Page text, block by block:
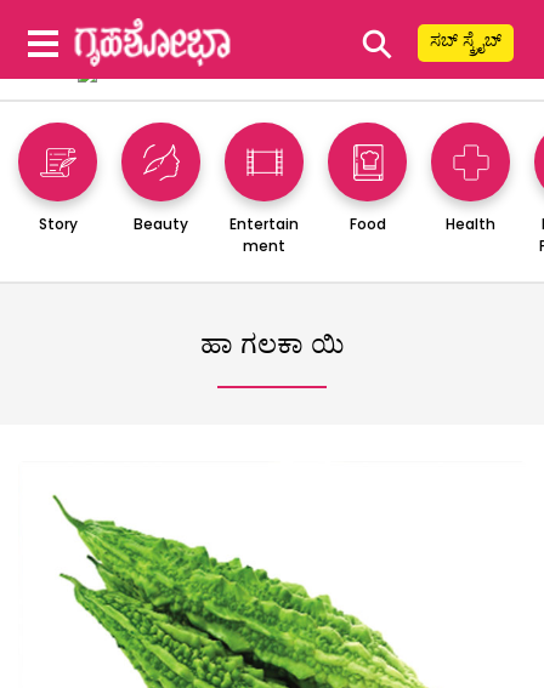
⚲ ಸಬ್ ಸ್ಕ್ರೈಬ್
Story Beauty
Entertain
ment
Food Health
ಹಾ ಗಲಕಾ ಯಿ